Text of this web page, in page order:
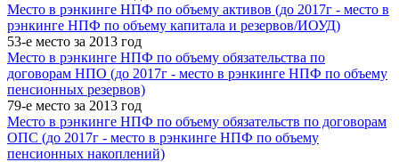
Место в рэнкинге НПФ по объему активов (до 2017г - место в
рэнкинге НПФ по объему капитала и резервов/ИОУД)
53-е место за 2013 год
Место в рэнкинге НПФ по объему обязательства по
договорам НПО (до 2017г - место в рэнкинге НПФ по объему
пенсионных резервов)
79-е место за 2013 год
Место в рэнкинге НПФ по объему обязательств по договорам
ОПС (до 2017г - место в рэнкинге НПФ по объему
пенсионных накоплений)